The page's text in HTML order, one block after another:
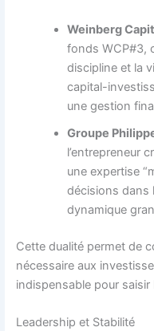
Weinberg
fonds WCP#3,
discipline et la
capital-
une gestion
Groupe
l’entrepreneur
une expertise
décisions dans
dynamique
Cette dualité permet de
nécessaire aux
indispensable pour
Leadership et Stabilité